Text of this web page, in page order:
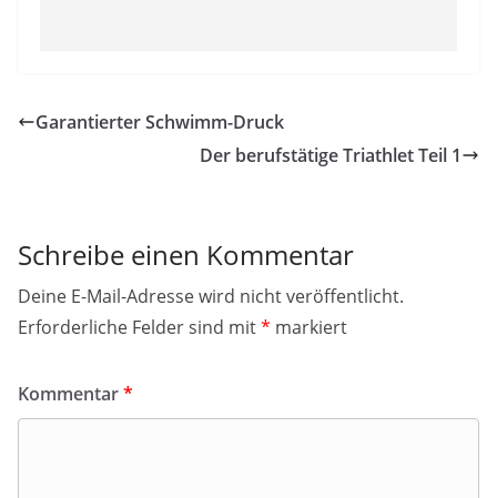
Garantierter Schwimm-Druck
Der berufstätige Triathlet Teil 1
Schreibe einen Kommentar
Deine E-Mail-Adresse wird nicht veröffentlicht.
Erforderliche Felder sind mit* markiert
Kommentar*